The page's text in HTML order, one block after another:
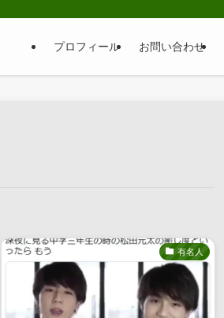
プロフィール お問い合わせ
有名人